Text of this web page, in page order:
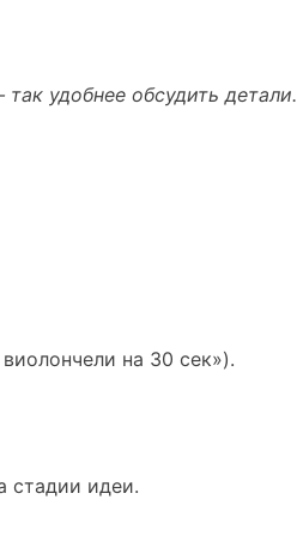
удобнее обсудить детали.
на 30 сек»).
стадии идеи.